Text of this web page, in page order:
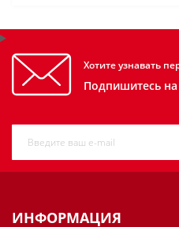
Хотите узнавать
Подпишитесь
ИНФОРМАЦИЯ